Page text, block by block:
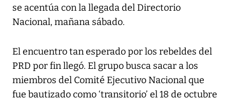
se acentúa con la llegada del Directorio
Nacional, mañana sábado.
El encuentro tan esperado por los rebeldes del
PRD por fin llegó. El grupo busca sacar a los
miembros del Comité Ejecutivo Nacional que
fue bautizado como ‘transitorio’ el 18 de octubre